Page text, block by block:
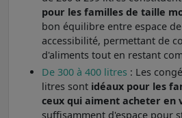
pour les familles de taille
bon équilibre entre espace
accessibilité, permettant de
d'aliments tout en restant
De 300 à 400 litres : Les
litres sont idéaux pour les
ceux qui aiment acheter en
suffisamment d'espace pour